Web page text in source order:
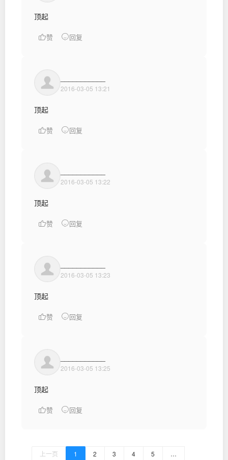
顶起
赞 回复
2016-03-05 13:21
顶起
赞 回复
2016-03-05 13:22
顶起
赞 回复
2016-03-05 13:23
顶起
赞 回复
2016-03-05 13:25
顶起
赞 回复
上一页 1 2 3 4 5 …